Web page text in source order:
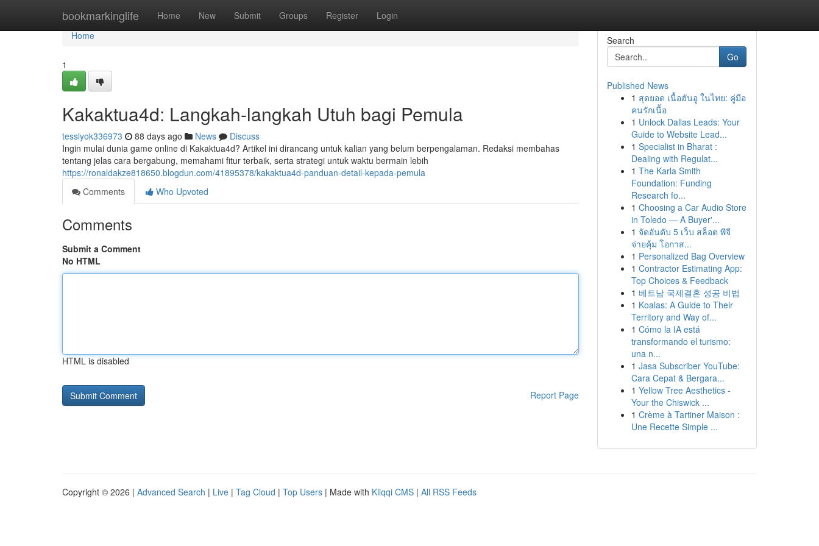
bookmarkinglife Home New Submit Groups Register Login
Home
Home
1
Kakaktua4d: Langkah-langkah Utuh bagi Pemula
tesslyok336973 88 days ago News
Discuss
Ingin mulai dunia game online di Kakaktua4d? Artikel ini dirancang untuk kalian yang belum berpengalaman. Redaksi membahas
tentang jelas cara bergabung, memahami fitur terbaik, serta strategi untuk waktu bermain lebih
https://ronaldakze818650.blogdun.com/41895378/kakaktua4d-panduan-detail-kepada-pemula
Comments
Who Upvoted
Comments
Submit a Comment
No HTML
HTML is disabled
Report Page
Search
Go
Published News
1 สุดยอด เนื้อฮันอู ในไทย: คู่มือ
คนรักเนื้อ
1 Unlock Dallas Leads: Your
Guide to Website Lead...
1 Specialist in Bharat :
Dealing with Regulat...
1 The Karla Smith
Foundation: Funding
Research fo...
1 Choosing a Car Audio Store
in Toledo — A Buyer'...
1 จัดอันดับ 5 เว็บ สล็อต พีจี
จ่ายคุ้ม โอกาส...
1 Personalized Bag Overview
1 Contractor Estimating App:
Top Choices & Feedback
1 베트남 국제결혼 성공 비법
1 Koalas: A Guide to Their
Territory and Way of...
1 Cómo la IA está
transformando el turismo:
una n...
1 Jasa Subscriber YouTube:
Cara Cepat & Bergara...
1 Yellow Tree Aesthetics -
Your the Chiswick ...
1 Crème à Tartiner Maison :
Une Recette Simple ...
Copyright © 2026 | Advanced Search | Live | Tag Cloud | Top Users | Made with Kliqqi CMS | All RSS Feeds